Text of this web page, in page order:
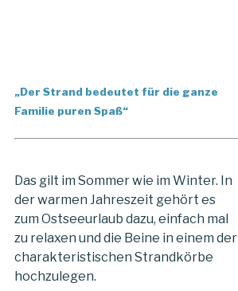
„Der Strand bedeutet für die ganze
Familie puren Spaß“
Das gilt im Sommer wie im Winter. In
der warmen Jahreszeit gehört es
zum Ostseeurlaub dazu, einfach mal
zu relaxen und die Beine in einem der
charakteristischen Strandkörbe
hochzulegen.